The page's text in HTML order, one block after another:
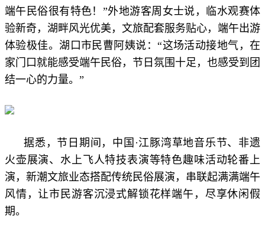
端午民俗很有特色！”外地游客周女士说，临水观赛体
验新奇，湖畔风光优美，文旅配套服务贴心，端午出游
体验极佳。湖口市民曹阿姨说：“这场活动接地气，在
家门口就能感受端午民俗，节日氛围十足，也感受到团
结一心的力量。”
据悉，节日期间，中国·江豚湾草地音乐节、非遗
火壶展演、水上飞人特技表演等特色趣味活动轮番上
演，新潮文旅业态搭配传统民俗展演，串联起满满端午
风情，让市民游客沉浸式解锁花样端午，尽享休闲假
期。